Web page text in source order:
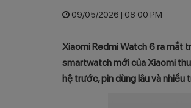
09/05/2026 | 08:00 PM
Xiaomi Redmi Watch 6 ra mắt
smartwatch mới của Xiaomi
hệ trước, pin dùng lâu và